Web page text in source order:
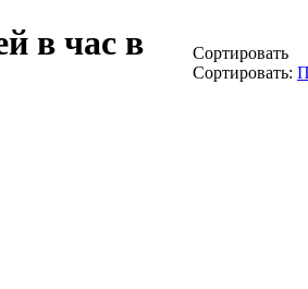
в час в
Сортировать
Сортировать: